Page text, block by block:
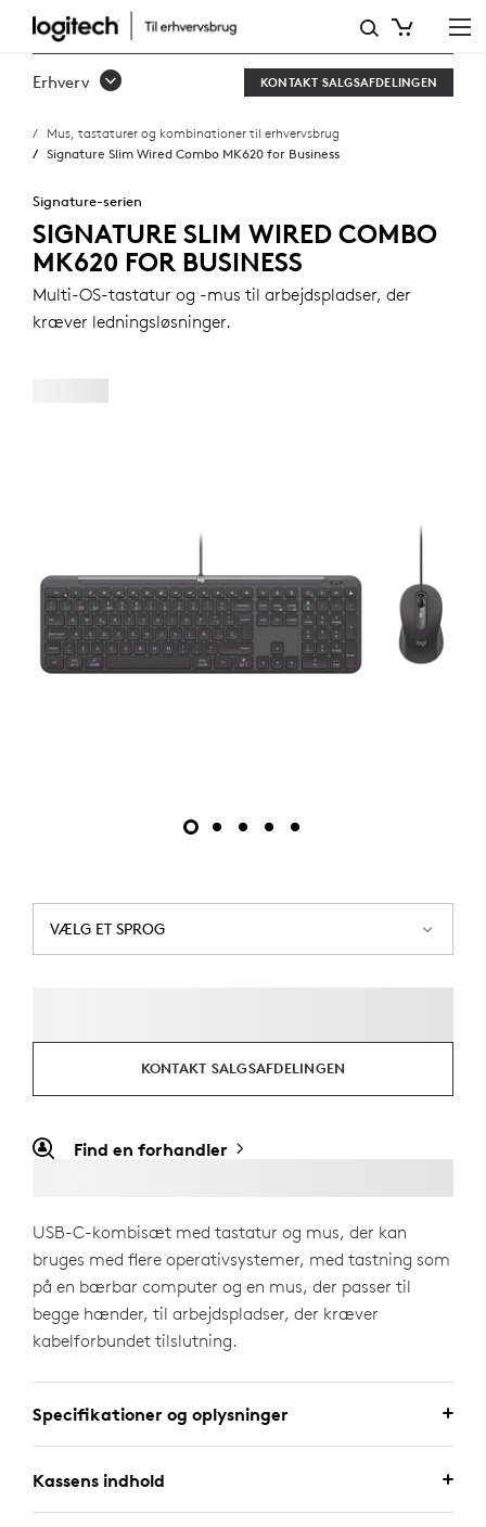
SIGNATURE
SLIM
COMBO
MK620
FOR
BUSINESS
Erhverv KONTAKT SALGSAFDELINGEN
Mus, tastaturer og kombinationer til erhvervsbrug
Signature Slim Wired Combo MK620 for Business
Signature-serien
SIGNATURE SLIM WIRED COMBO
MK620 FOR BUSINESS
Multi-OS-tastatur og -mus til arbejdspladser, der
kræver ledningsløsninger.
VÆLG ET SPROG
KONTAKT SALGSAFDELINGEN
Find en forhandler
USB-C-kombisæt med tastatur og mus, der kan
bruges med flere operativsystemer, med tastning som
på en bærbar computer og en mus, der passer til
begge hænder, til arbejdspladser, der kræver
kabelforbundet tilslutning.
Specifikationer og oplysninger
Kassens indhold